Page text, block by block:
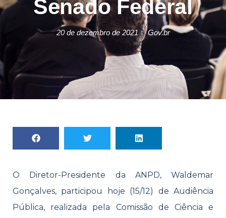
Senado Federal
20 de dezembro de 2021 Gov.br
O Diretor-Presidente da ANPD, Waldemar
Gonçalves, participou hoje (15/12) de Audiência
Pública, realizada pela Comissão de Ciência e